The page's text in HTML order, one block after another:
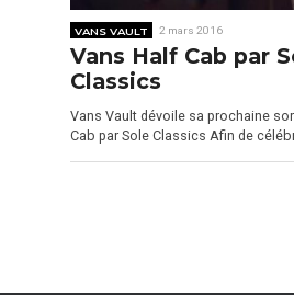
VANS VAULT 2 mars 2016
Vans Half Cab par
Classics
Vans Vault dévoile sa prochaine
Cab par Sole Classics Afin de